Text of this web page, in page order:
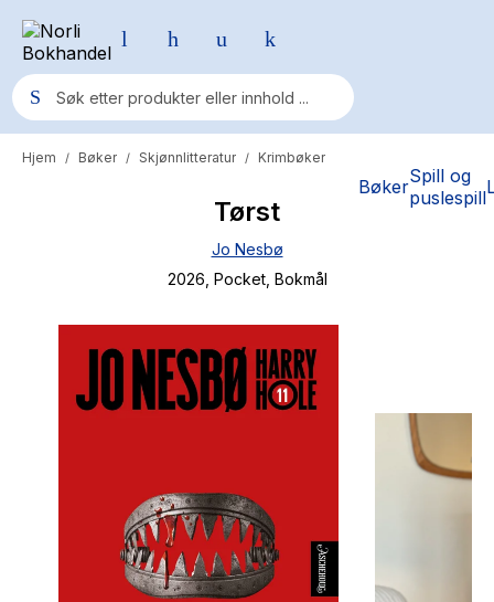
BøkerSpill og
puslespill
Populære søk
Fury Bound - Sable Sorensen
Elizabeth Strout
The Housemaid
Hjem / Bøker / Skjønnlitteratur / Krimbøker
Tørst
Jo Nesbø
2026 , Pocket, Bokmål